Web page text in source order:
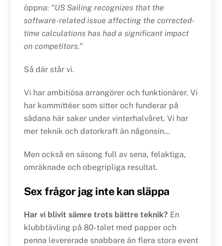
öppna: “US Sailing recognizes that the
software-related issue affecting the corrected-
time calculations has had a significant impact
on competitors.”
Så där står vi.
Vi har ambitiösa arrangörer och funktionärer. Vi
har kommittéer som sitter och funderar på
sådana här saker under vinterhalvåret. Vi har
mer teknik och datorkraft än någonsin…
Men också en säsong full av sena, felaktiga,
omräknade och obegripliga resultat.
Sex frågor jag inte kan släppa
Har vi blivit sämre trots bättre teknik? En
klubbtävling på 80-talet med papper och
penna levererade snabbare än flera stora event